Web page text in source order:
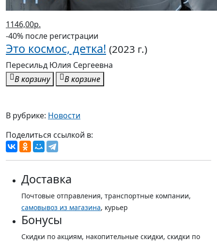
1146,00р.
-40% после регистрации
Это космос, детка! (2023 г.)
Пересильд Юлия Сергеевна
В корзину
В корзине
В рубрике: Новости
Поделиться ссылкой в:
Доставка
Почтовые отправления, транспортные компании,
самовывоз из магазина, курьер
Бонусы
Скидки по акциям, накопительные скидки, скидки по